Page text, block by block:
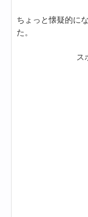
ちょっと懐疑的に
た。
ス